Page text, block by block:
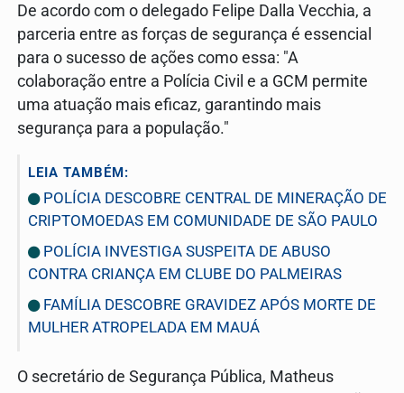
De acordo com o delegado Felipe Dalla Vecchia, a
parceria entre as forças de segurança é essencial
para o sucesso de ações como essa: "A
colaboração entre a Polícia Civil e a GCM permite
uma atuação mais eficaz, garantindo mais
segurança para a população."
LEIA TAMBÉM:
POLÍCIA DESCOBRE CENTRAL DE MINERAÇÃO DE
CRIPTOMOEDAS EM COMUNIDADE DE SÃO PAULO
POLÍCIA INVESTIGA SUSPEITA DE ABUSO
CONTRA CRIANÇA EM CLUBE DO PALMEIRAS
FAMÍLIA DESCOBRE GRAVIDEZ APÓS MORTE DE
MULHER ATROPELADA EM MAUÁ
O secretário de Segurança Pública, Matheus